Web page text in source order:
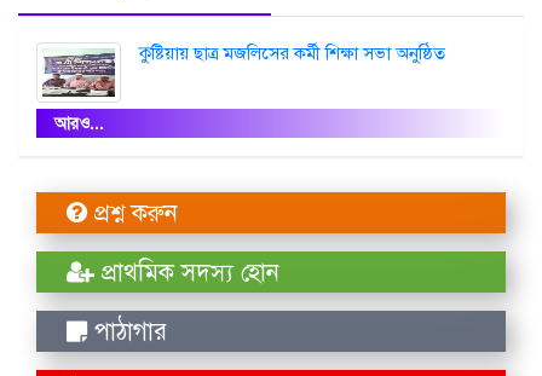
কুষ্টিয়ায় ছাত্র মজলিসের কর্মী শিক্ষা সভা অনুষ্ঠিত
আরও...
প্রশ্ন করুন
প্রাথমিক সদস্য হোন
পাঠাগার